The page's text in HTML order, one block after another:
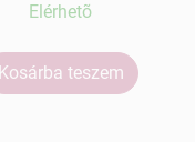
Elérhetõ
Kosárba teszem